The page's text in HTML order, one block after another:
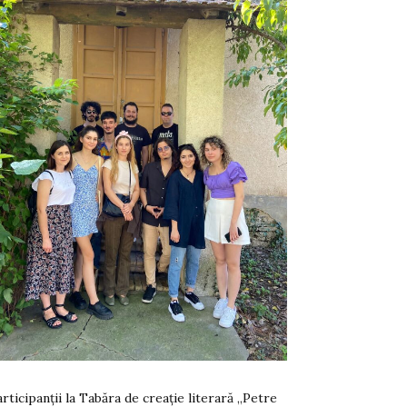
la Tabăra de creație literară „Petre